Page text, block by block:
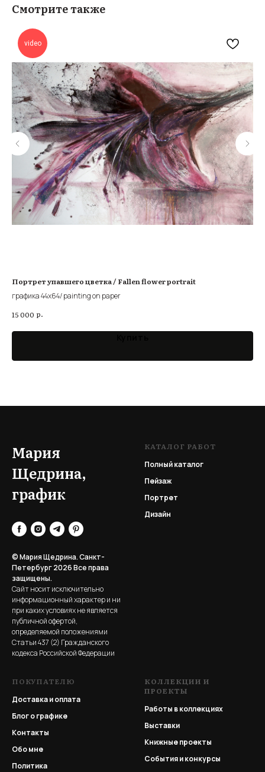
Смотрите также
video
Портрет упавшего цветка / Fallen flower portrait
графика 44х64/ painting on paper
15 000 р.
Мария
Щедрина,
график
© Мария Щедрина. Санкт-
Петербург 2026Все права
защищены.
Сайт носит исключительно
информационный характер и ни
при каких условиях не является
публичной офертой,
определяемой положениями
Статьи 437 (2) Гражданского
кодекса Российской Федерации
КАТАЛОГ РАБОТ
Полный каталог
Пейзаж
Портрет
Дизайн
ПОКУПАТЕЛЮ
Доставка и оплата
Блог о графике
Контакты
Обо мне
Политика
КОЛЛЕКЦИИ И
ПРОЕКТЫ
Работы в коллекциях
Выставки
Книжные проекты
События и конкурсы